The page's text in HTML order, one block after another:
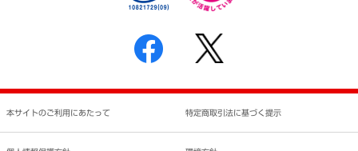
反社会的勢力に対する基本方針
書面による個人情報の開示等の請求の手続きについて
本サイトのご利用にあたって 特定商取引法に基づく提示